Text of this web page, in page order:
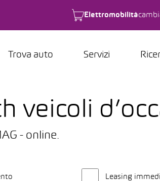
Elettromobilità
Trova auto Servizi
veicoli
- online.
Leasing